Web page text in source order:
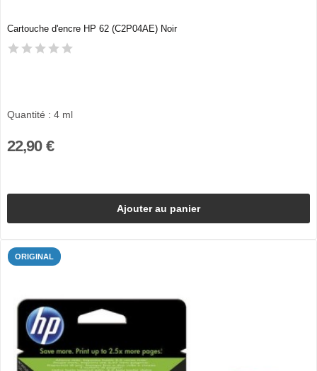
Cartouche d'encre HP 62 (C2P04AE) Noir
Quantité : 4 ml
22,90 €
Ajouter au panier
ORIGINAL